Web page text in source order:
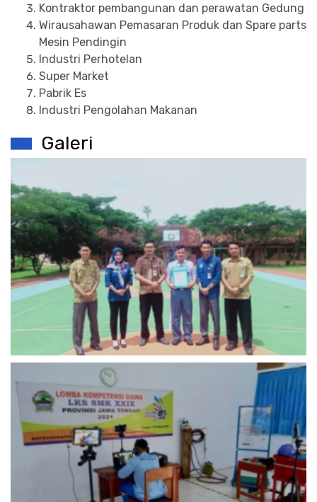
Kontraktor pembangunan dan perawatan Gedung
Wirausahawan Pemasaran Produk dan Spare parts
Mesin Pendingin
Industri Perhotelan
Super Market
Pabrik Es
Industri Pengolahan Makanan
Galeri